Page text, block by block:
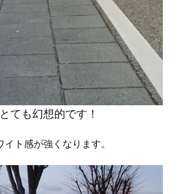
ても幻想的です！
ト感が強くなります。